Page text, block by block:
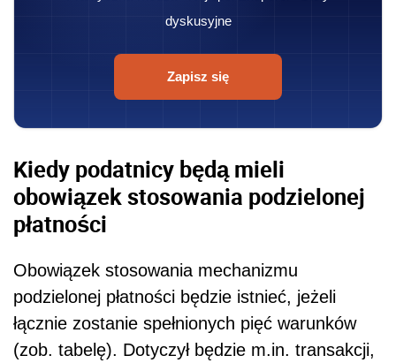
dyskusyjne
Zapisz się
Kiedy podatnicy będą mieli
obowiązek stosowania podzielonej
płatności
Obowiązek stosowania mechanizmu
podzielonej płatności będzie istnieć, jeżeli
łącznie zostanie spełnionych pięć warunków
(zob. tabelę). Dotyczył będzie m.in. transakcji,